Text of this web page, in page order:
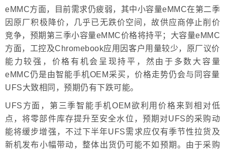
eMMC方面，目前需求仍疲弱，其中小容量eMMC在第二季
因原厂积极降价，几乎已无跌价空间，故供应商停止削价
竞争，预期第三季小容量eMMC价格将持平；大容量eMMC
方面，工控及Chromebook应用因客户用量较少，原厂议价
能力较强，价格有机会呈现持平，然由于多数大容量
eMMC仍是由智能手机OEM采买，价格走势仍会与同容量
UFS大致相同，预期仍有下跌可能。
UFS方面，第三季智能手机OEM欲利用价格来到相对低
点，将零部件库存提升至安全水位，预期对UFS的采购动
能将缓步增强，不过下半年UFS需求应仅有季节性拉货及
新机发布小幅带动，整体出货仍可能不如预期。由于采购